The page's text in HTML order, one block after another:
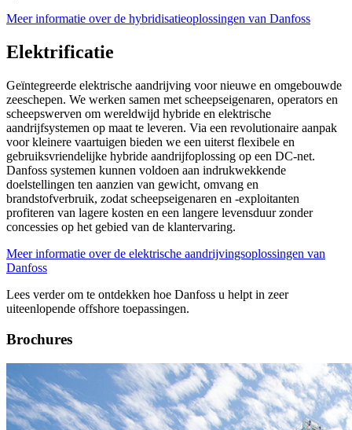
Meer informatie over de hybridisatieoplossingen van Danfoss
Elektrificatie
Geïntegreerde elektrische aandrijving voor nieuwe en omgebouwde
zeeschepen. We werken samen met scheepseigenaren, operators en
scheepswerven om wereldwijd hybride en elektrische
aandrijfsystemen op maat te leveren. Via een revolutionaire aanpak
voor kleinere vaartuigen bieden we een uiterst flexibele en
gebruiksvriendelijke hybride aandrijfoplossing op een DC-net.
Danfoss systemen kunnen voldoen aan indrukwekkende
doelstellingen ten aanzien van gewicht, omvang en
brandstofverbruik, zodat scheepseigenaren en -exploitanten
profiteren van lagere kosten en een langere levensduur zonder
concessies op het gebied van de klantervaring.
Meer informatie over de elektrische aandrijvingsoplossingen van
Danfoss
Lees verder om te ontdekken hoe Danfoss u helpt in zeer
uiteenlopende offshore toepassingen.
Brochures